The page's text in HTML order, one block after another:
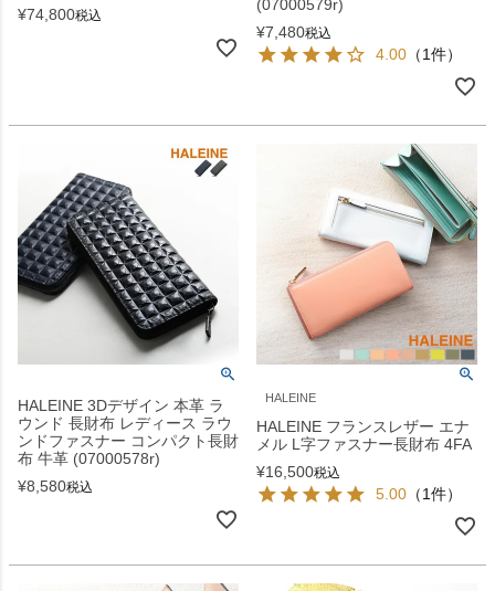
¥74,800税込
(07000579r)
¥7,480税込
4.00 （1件）
HALEINE 3Dデザイン 本革 ラ
ウンド 長財布 レディース ラウ
ンドファスナー コンパクト長財
布 牛革 (07000578r)
¥8,580税込
HALEINE
HALEINE フランスレザー エナ
メル L字ファスナー長財布 4FA
¥16,500税込
5.00 （1件）